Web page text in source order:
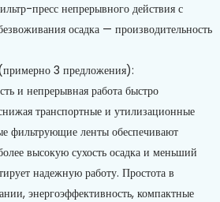
пресс непрерывного действия с
осадка — производительность
3 предложения):
и непрерывная работа быстро
транспортные и утилизационные
фильтрующие ленты обеспечивают
высокую сухость осадка и меньший
надежную работу. Простота в
энергоэффективность, компактные